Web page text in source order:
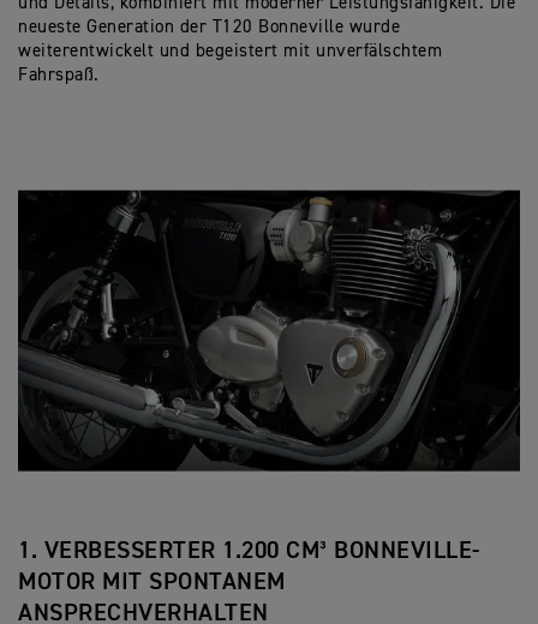
neueste Generation der T120 Bonneville wurde
weiterentwickelt und begeistert mit unverfälschtem
Fahrspaß.
1. VERBESSERTER 1.200 CM³ BONNEVILLE-
MOTOR MIT SPONTANEM
ANSPRECHVERHALTEN